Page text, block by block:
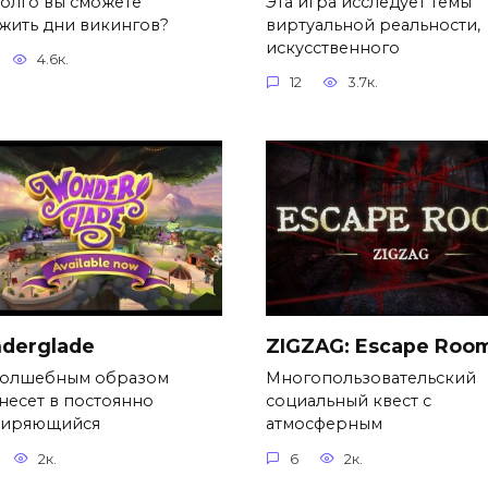
дни викингов?
4.6к.
виртуальной реальности,
искусственного
12 3.7к.
образом
в постоянно
2к.
ZIGZAG: Escape
Многопользовательский
социальный квест с
атмосферным
6 2к.